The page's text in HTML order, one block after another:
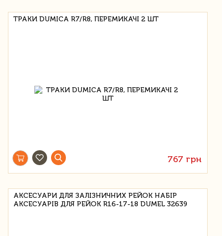
ТРАКИ DUMICA R7/R8, ПЕРЕМИКАЧІ 2 ШТ
767 грн
АКСЕСУАРИ ДЛЯ ЗАЛІЗНИЧНИХ РЕЙОК НАБІР
АКСЕСУАРІВ ДЛЯ РЕЙОК R16-17-18 DUMEL 32639